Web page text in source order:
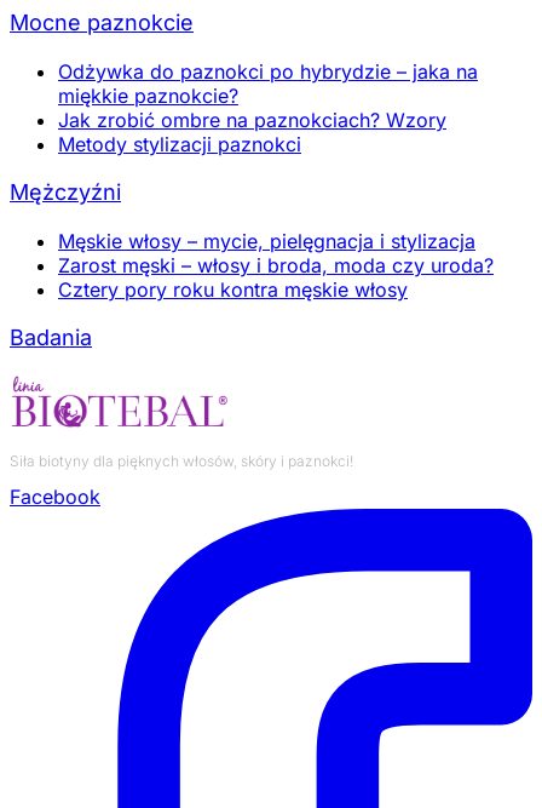
Mocne paznokcie
Odżywka do paznokci po hybrydzie – jaka na
miękkie paznokcie?
Jak zrobić ombre na paznokciach? Wzory
Metody stylizacji paznokci
Mężczyźni
Męskie włosy – mycie, pielęgnacja i stylizacja
Zarost męski – włosy i broda, moda czy uroda?
Cztery pory roku kontra męskie włosy
Badania
Siła biotyny dla pięknych włosów, skóry i paznokci!
Facebook